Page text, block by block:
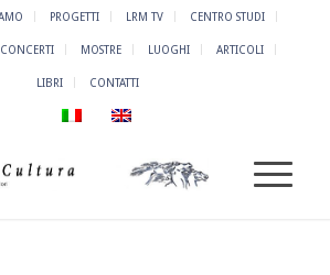
PROGETTI LRM TV CENTRO STUDI
CONCERTI MOSTRE LUOGHI ARTICOLI
LIBRI CONTATTI